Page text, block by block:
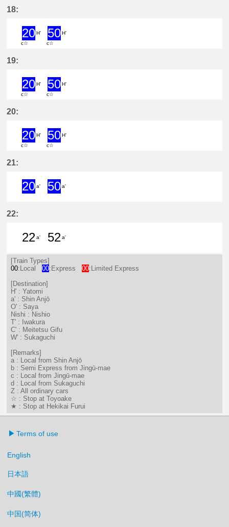
18:
20H'
c☆
50H'
c☆
19:
20H'
c☆
50H'
c☆
20:
20H'
c☆
50H'
c☆
21:
20a'
50a'
22:
22
22分はつ LocalShin Anjō(NH17)いき
a'
52
52分はつ LocalShin
a'
[Train Types]
00:Local 00:Express 00:Limited Express
[Destination]
H' : Yatomi
a' : Shin Anjō
O' : Saya
Nishi : Nishio
T' : Iwakura
C' : Meitetsu Gifu
W' : Sukaguchi
[Remarks]
a : Local from Shin Anjō
b : Semi Express from Jingū-mae
c : Local from Jingū-mae
d : Local from Sukaguchi
Z : All ordinary cars
☆ : Stop at Toyoake
★ : Stop at Hekikai Furui
Terms of use
English
日本語
中國(繁體)
中国(简体)